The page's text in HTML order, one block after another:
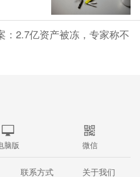
：2.7亿资产被冻，专家称不
脑版 微信
联系方式 关于我们